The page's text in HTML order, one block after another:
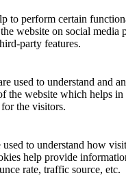
to perform certain
website on social media
party features.
used to understand and
the website which helps
the visitors.
to understand how
help provide
rate, traffic source, etc.